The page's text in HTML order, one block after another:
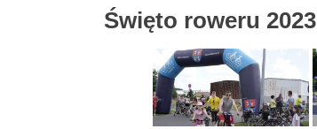
Święto roweru 2023